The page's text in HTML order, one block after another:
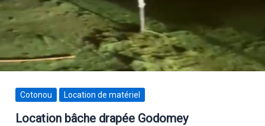
Cotonou Location de matériel
Location bâche drapée Godomey